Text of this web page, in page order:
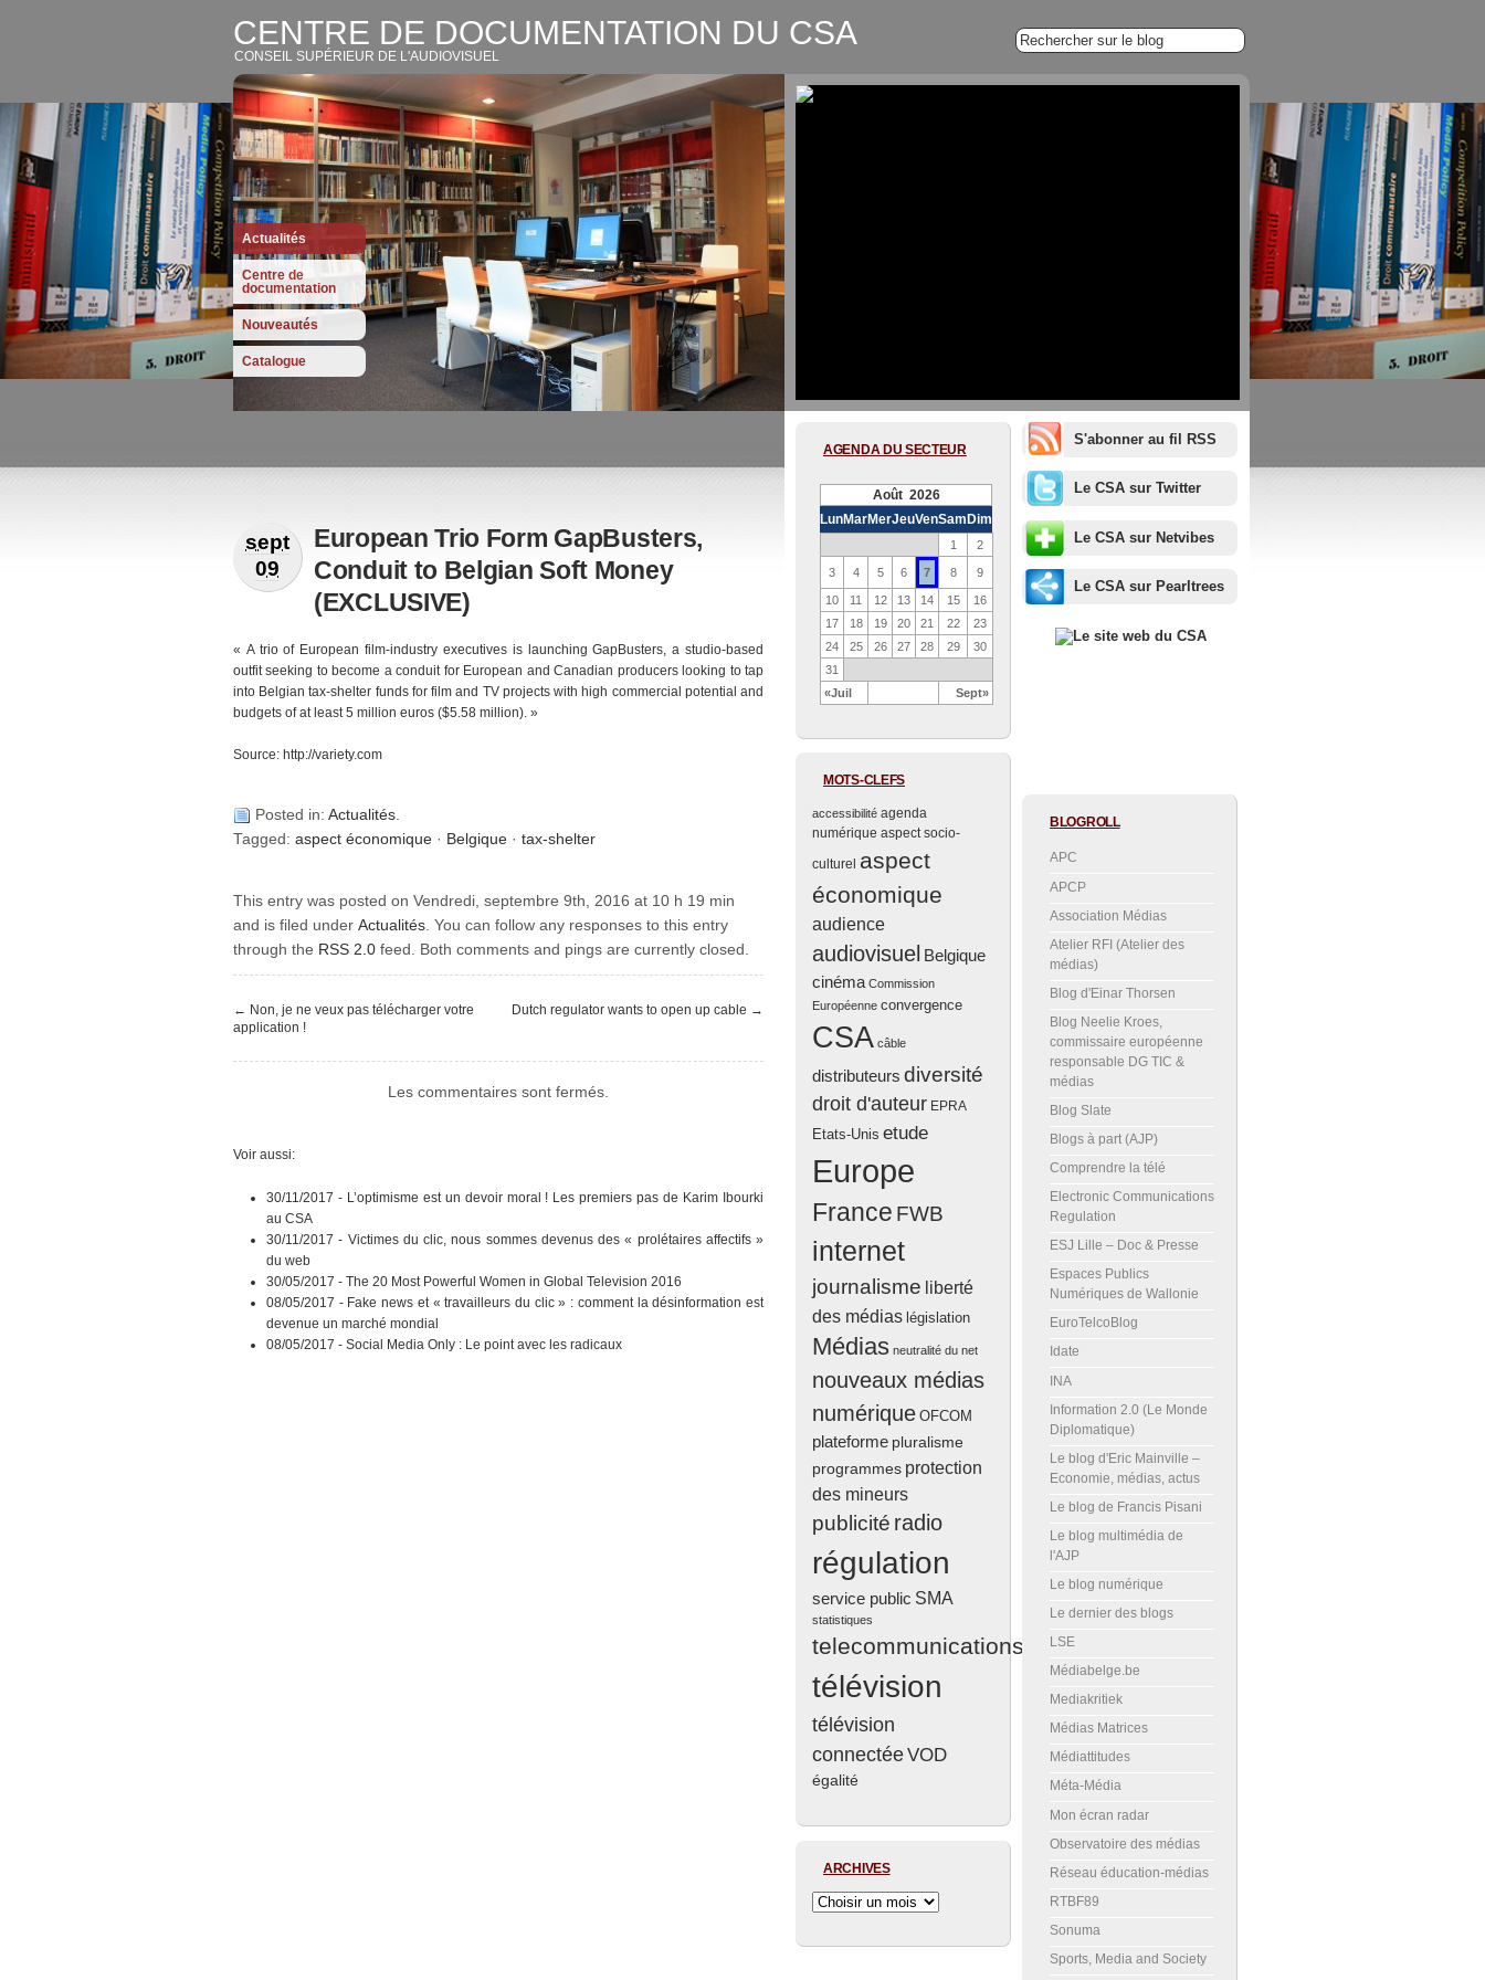
CENTRE DE DOCUMENTATION DU CSA
CONSEIL SUPÉRIEUR DE L'AUDIOVISUEL
Actualités
Centre de
documentation
Nouveautés
Catalogue
sept
09
European Trio Form GapBusters,
Conduit to Belgian Soft Money
(EXCLUSIVE)
« A trio of European film-industry executives is launching GapBusters, a studio-based
outfit seeking to become a conduit for European and Canadian producers looking to tap
into Belgian tax-shelter funds for film and TV projects with high commercial potential and
budgets of at least 5 million euros ($5.58 million). »
Source: http://variety.com
Posted in: Actualités
Tagged: aspect économique · Belgique · tax-shelter
This entry was posted on Vendredi, septembre 9th, 2016 at 10 h 19 min
and is filed under Actualités . You can follow any responses to this entry
through the RSS 2.0 feed. Both comments and pings are currently closed.
← Non, je ne veux pas télécharger votre
application !
Dutch regulator wants to open up cable →
Les commentaires sont fermés.
Voir aussi:
30/11/2017 - L’optimisme est un devoir moral ! Les premiers pas de Karim Ibourki
au CSA
30/11/2017 - Victimes du clic, nous sommes devenus des « prolétaires affectifs »
du web
30/05/2017 - The 20 Most Powerful Women in Global Television 2016
08/05/2017 - Fake news et « travailleurs du clic » : comment la désinformation est
devenue un marché mondial
08/05/2017 - Social Media Only : Le point avec les radicaux
AGENDA DU SECTEUR
Août 2026
LunMarMerJeuVenSam Dim
«Juil Sept»
1 2
3 4 5 6 7 8 9
10 11 12 13 14 15
16
17
18 19 20 21 22
23
24
25 26 27 28 29
30
31
MOTS-CLEFS
accessibilité agenda
numérique aspect socio-
culturel aspect
économique
audience
audiovisuel Belgique
cinéma Commission
Européenne convergence
CSA câble
distributeurs diversité
droit d'auteur EPRA
Etats-Unis etude
Europe
France FWB
internet
journalisme liberté
des médias législation
Médias neutralité du net
nouveaux médias
numérique OFCOM
plateforme pluralisme
programmes protection
des mineurs
publicité radio
régulation
service public SMA
statistiques
telecommunications
télévision
télévision
connectéeVOD
égalité
ARCHIVES
S'abonner au fil RSS
Le CSA sur Twitter
Le CSA sur Netvibes
Le CSA sur Pearltrees
BLOGROLL
APC
APCP
Association Médias
Atelier RFI (Atelier des
médias)
Blog d'Einar Thorsen
Blog Neelie Kroes,
commissaire européenne
responsable DG TIC &
médias
Blog Slate
Blogs à part (AJP)
Comprendre la télé
Electronic Communications
Regulation
ESJ Lille – Doc & Presse
Espaces Publics
Numériques de Wallonie
EuroTelcoBlog
Idate
INA
Information 2.0 (Le Monde
Diplomatique)
Le blog d'Eric Mainville –
Economie, médias, actus
Le blog de Francis Pisani
Le blog multimédia de
l'AJP
Le blog numérique
Le dernier des blogs
LSE
Médiabelge.be
Mediakritiek
Médias Matrices
Médiattitudes
Méta-Média
Mon écran radar
Observatoire des médias
Réseau éducation-médias
RTBF89
Sonuma
Sports, Media and Society